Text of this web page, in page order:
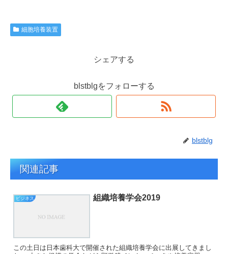
細胞培養装置
シェアする
blstblgをフォローする
blstblg
関連記事
ビジネス 組織培養学会2019
この土日は日本歯科大で開催された組織培養学会に出展してきまし